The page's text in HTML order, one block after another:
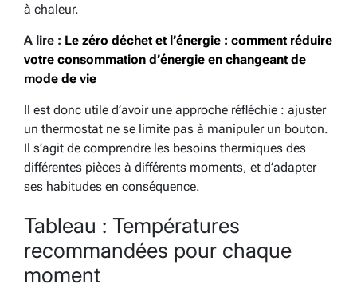
à chaleur.
A lire : Le zéro déchet et l’énergie : comment réduire
votre consommation d’énergie en changeant de
mode de vie
Il est donc utile d’avoir une approche réfléchie : ajuster
un thermostat ne se limite pas à manipuler un bouton.
Il s’agit de comprendre les besoins thermiques des
différentes pièces à différents moments, et d’adapter
ses habitudes en conséquence.
Tableau : Températures
recommandées pour chaque
moment